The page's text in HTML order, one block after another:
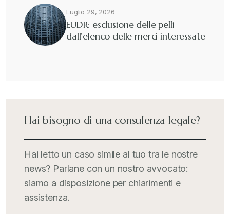
Luglio 29, 2026
EUDR: esclusione delle pelli
dall’elenco delle merci interessate
Hai bisogno di una consulenza legale?
Hai letto un caso simile al tuo tra le nostre
news? Parlane con un nostro avvocato:
siamo a disposizione per chiarimenti e
assistenza.